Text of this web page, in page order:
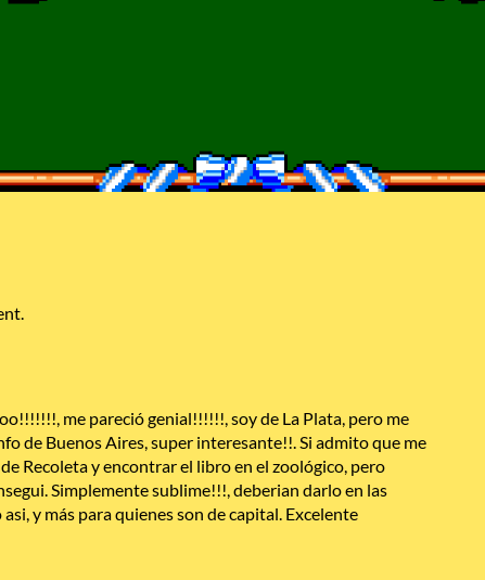
me pareció genial!!!!!!, soy de La Plata, pero me
de Buenos Aires, super interesante!!. Si admito que me
Recoleta y encontrar el libro en el zoológico, pero
Simplemente sublime!!!, deberian darlo en las
y más para quienes son de capital. Excelente